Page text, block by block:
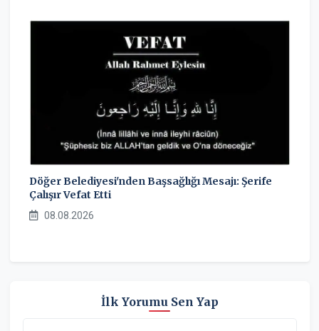
Döğer Belediyesi'nden Başsağlığı Mesajı: Şerife
Çalışır Vefat Etti
08.08.2026
İlk Yorumu Sen Yap